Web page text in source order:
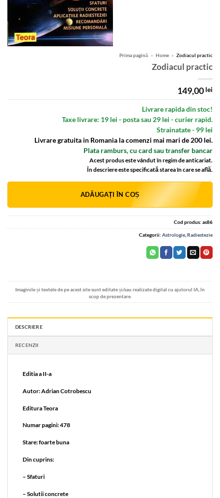
Prima pagină » Home » Zodiacul practic
Zodiacul practic
149,00 lei
Livrare rapida din stoc!
Taxe livrare: 19 lei - posta sau 29 lei - curier rapid.
Strainatate - 99 lei
Livrare gratuita in Romania la comenzi mai mari de 200 lei.
Plata ramburs, cu card sau transfer bancar
Acest produs este vândut în regim de anticariat.
În descriere este specificată starea în care se află.
ADĂUGAȚI ÎN COȘ
Cod produs: as86
Categorii: Astrologie Radiestezie
Imaginile și textele de pe acest site sunt editate și/sau realizate digital cu ajutorul IA, în
scop de prezentare.
DESCRIERE
RECENZII
Editia a II-a
Autor: Adrian Cotrobescu
Editura Teora
Numar pagini: 478
Stare: foarte buna
Din cuprins:
– Sfaturi
– Solutii concrete